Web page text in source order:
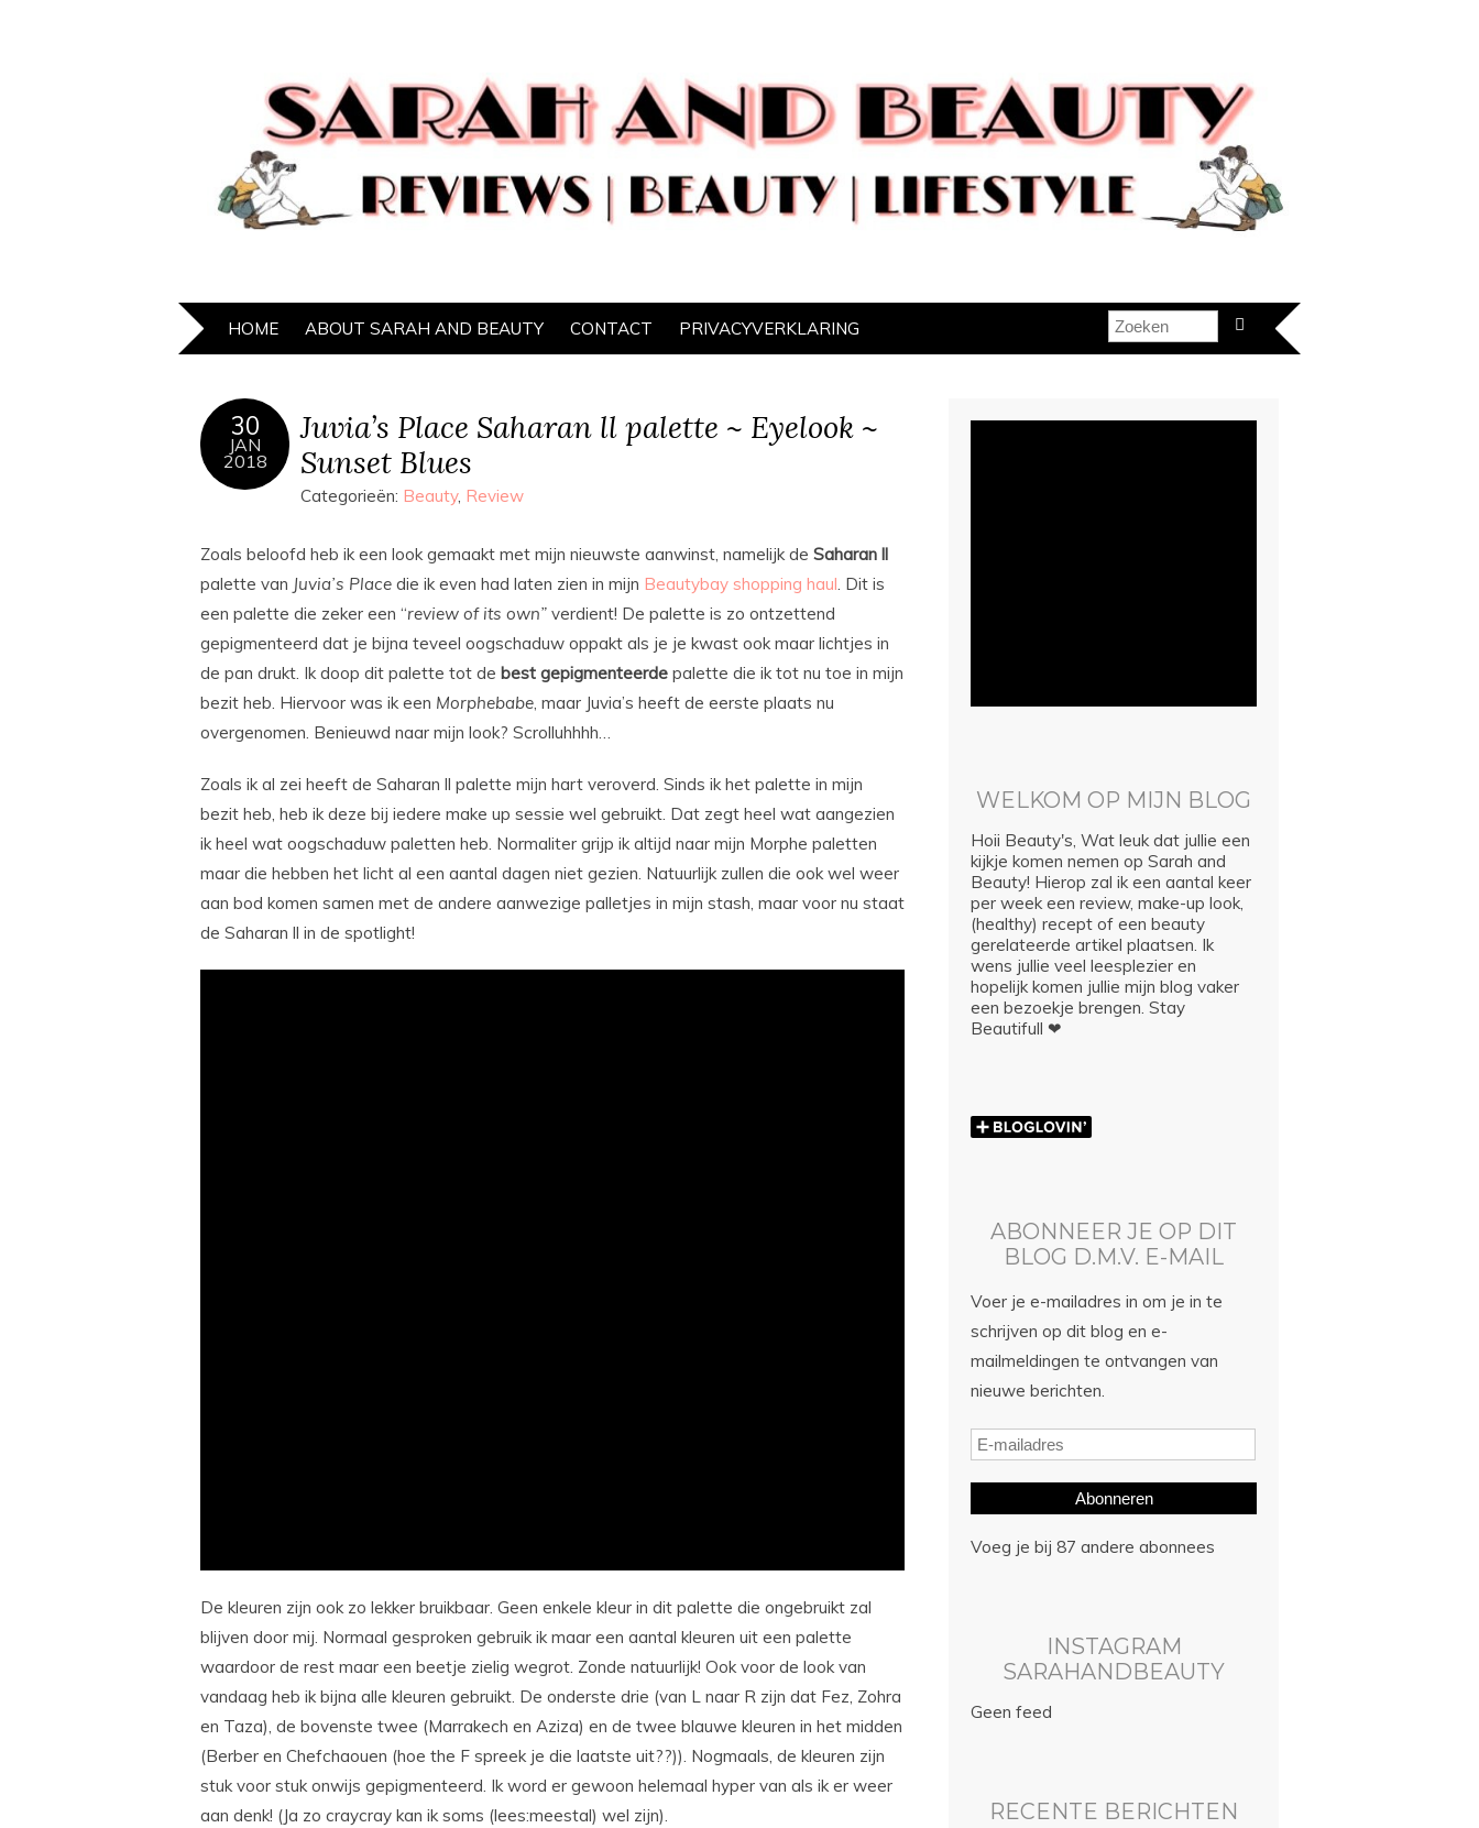
HOME ABOUT SARAH AND BEAUTY CONTACT PRIVACYVERKLARING
30
JAN
2018
Juvia’s Place Saharan ll palette ~ Eyelook ~
Sunset Blues
Categorieën: Beauty, Review
Zoals beloofd heb ik een look gemaakt met mijn nieuwste aanwinst, namelijk de Saharan ll
palette van Juvia’s Place die ik even had laten zien in mijn Beautybay shopping haul. Dit is
een palette die zeker een “review of its own” verdient! De palette is zo ontzettend
gepigmenteerd dat je bijna teveel oogschaduw oppakt als je je kwast ook maar lichtjes in
de pan drukt. Ik doop dit palette tot de best gepigmenteerde palette die ik tot nu toe in mijn
bezit heb. Hiervoor was ik een Morphebabe, maar Juvia’s heeft de eerste plaats nu
overgenomen. Benieuwd naar mijn look? Scrolluhhhh…
Zoals ik al zei heeft de Saharan ll palette mijn hart veroverd. Sinds ik het palette in mijn
bezit heb, heb ik deze bij iedere make up sessie wel gebruikt. Dat zegt heel wat aangezien
ik heel wat oogschaduw paletten heb. Normaliter grijp ik altijd naar mijn Morphe paletten
maar die hebben het licht al een aantal dagen niet gezien. Natuurlijk zullen die ook wel weer
aan bod komen samen met de andere aanwezige palletjes in mijn stash, maar voor nu staat
de Saharan ll in de spotlight!
De kleuren zijn ook zo lekker bruikbaar. Geen enkele kleur in dit palette die ongebruikt zal
blijven door mij. Normaal gesproken gebruik ik maar een aantal kleuren uit een palette
waardoor de rest maar een beetje zielig wegrot. Zonde natuurlijk! Ook voor de look van
vandaag heb ik bijna alle kleuren gebruikt. De onderste drie (van L naar R zijn dat Fez, Zohra
en Taza), de bovenste twee (Marrakech en Aziza) en de twee blauwe kleuren in het midden
(Berber en Chefchaouen (hoe the F spreek je die laatste uit??)). Nogmaals, de kleuren zijn
stuk voor stuk onwijs gepigmenteerd. Ik word er gewoon helemaal hyper van als ik er weer
aan denk! (Ja zo craycray kan ik soms (lees:meestal) wel zijn).
WELKOM OP MIJN BLOG
Hoii Beauty's, Wat leuk dat jullie een
kijkje komen nemen op Sarah and
Beauty! Hierop zal ik een aantal keer
per week een review, make-up look,
(healthy) recept of een beauty
gerelateerde artikel plaatsen. Ik
wens jullie veel leesplezier en
hopelijk komen jullie mijn blog vaker
een bezoekje brengen. Stay
Beautifull ❤
ABONNEER JE OP DIT
BLOG D.M.V. E-MAIL
Voer je e-mailadres in om je in te
schrijven op dit blog en e-
mailmeldingen te ontvangen van
nieuwe berichten.
Abonneren
Voeg je bij 87 andere abonnees
INSTAGRAM
SARAHANDBEAUTY
Geen feed
RECENTE BERICHTEN